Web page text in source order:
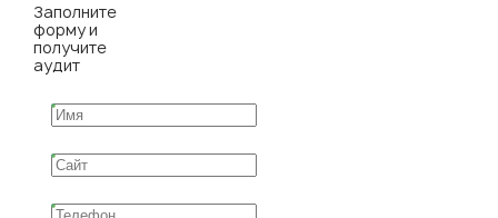
Заполните
форму и
получите
аудит